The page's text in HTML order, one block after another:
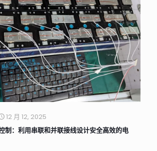
12 月 12, 2025
制：利用串联和并联接线设计安全高效的电